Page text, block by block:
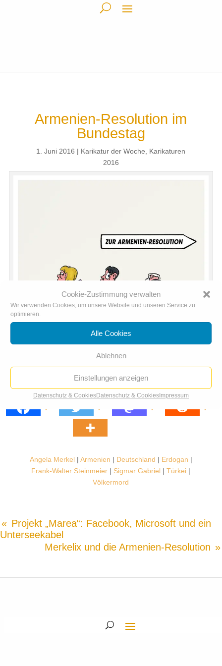
Cookie-Zustimmung verwalten
Wir verwenden Cookies, um unsere Website und unseren Service zu
optimieren.
Alle Cookies
Ablehnen
Einstellungen anzeigen
Datenschutz & CookiesDatenschutz & Cookies Impressum
Armenien-Resolution im
Bundestag
1. Juni 2016 Karikatur der Woche
Karikaturen
2016
1 Frau, 2 Männer, 0 Eier: Armenien-Resolution im Bundestag
Angela Merkel| Armenien | Deutschland | Erdogan |
Frank-Walter Steinmeier | Sigmar Gabriel |Türkei |
Völkermord
Projekt „Marea“: Facebook, Microsoft und ein
Unterseekabel
Merkelix und die Armenien-Resolution